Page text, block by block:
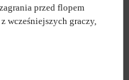
przed flopem
wcześniejszych graczy,